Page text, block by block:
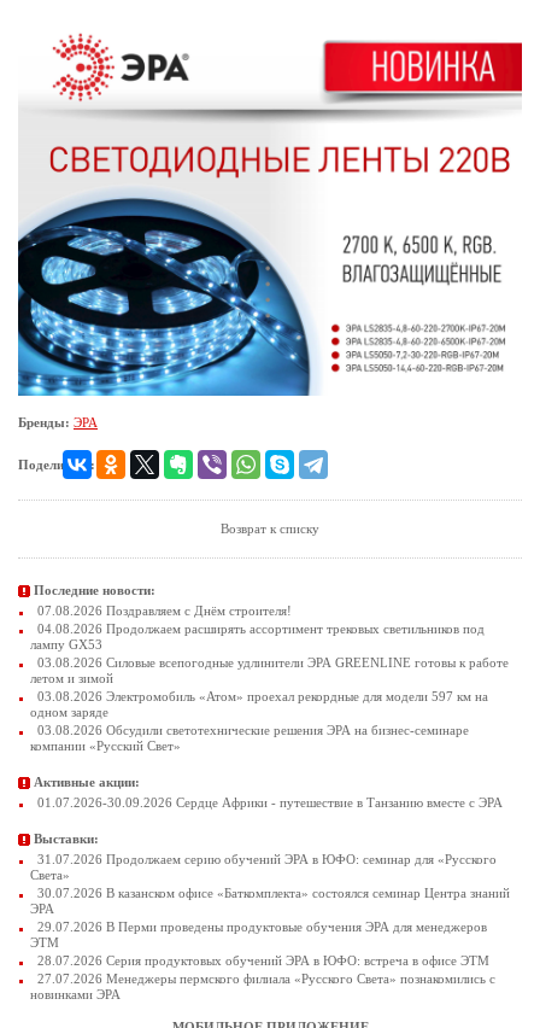
Бренды: ЭРА
Поделиться:
Возврат к списку
Последние новости:
07.08.2026 Поздравляем с Днём строителя!
04.08.2026 Продолжаем расширять ассортимент трековых светильников под
лампу GX53
03.08.2026 Силовые всепогодные удлинители ЭРА GREENLINE готовы к работе
летом и зимой
03.08.2026 Электромобиль «Атом» проехал рекордные для модели 597 км на
одном заряде
03.08.2026 Обсудили светотехнические решения ЭРА на бизнес-семинаре
компании «Русский Свет»
Активные акции:
01.07.2026-30.09.2026 Сердце Африки - путешествие в Танзанию вместе с ЭРА
Выставки:
31.07.2026 Продолжаем серию обучений ЭРА в ЮФО: семинар для «Русского
Света»
30.07.2026 В казанском офисе «Баткомплекта» состоялся семинар Центра знаний
ЭРА
29.07.2026 В Перми проведены продуктовые обучения ЭРА для менеджеров
ЭТМ
28.07.2026 Серия продуктовых обучений ЭРА в ЮФО: встреча в офисе ЭТМ
27.07.2026 Менеджеры пермского филиала «Русского Света» познакомились с
новинками ЭРА